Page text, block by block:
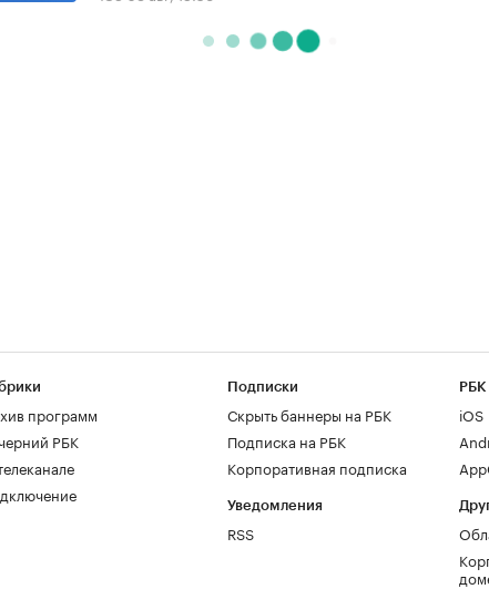
программ
РБК
Подписки
Скрыть баннеры на РБК
Подписка на РБК
Корпоративная подписка
Уведомления
RSS
РБК
iOS